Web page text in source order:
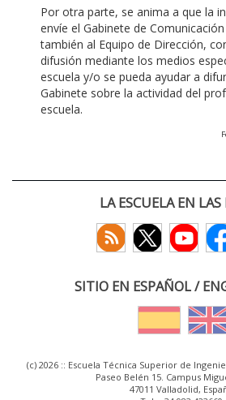
Por otra parte, se anima a que la
envíe el Gabinete de
también al Equipo de Dirección,
difusión mediante los medios
escuela y/o se pueda ayudar a
Gabinete sobre la actividad del
escuela.
LA ESCUELA EN LAS
SITIO EN ESPAÑOL /
(c) 2026 :: Escuela Técnica Superior de
Paseo Belén 15. Campus
47011 Valladolid,